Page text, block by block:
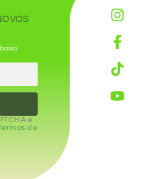
e
de